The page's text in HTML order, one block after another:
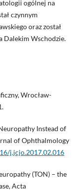
ogólnej na
czynnym
oraz został
Dalekim Wschodzie.
Wrocław-
Instead of
of Ophthalmology
j.jcjo.2017.02.016
(TON) – the
Acta